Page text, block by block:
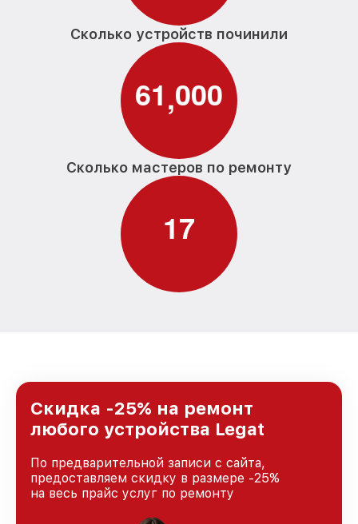
Сколько устройств починили
61,000
Сколько мастеров по ремонту
17
Скидка -25% на ремонт
любого устройства Legat
По предварительной записи с сайта,
предоставляем скидку в размере -25%
на весь прайс услуг по ремонту